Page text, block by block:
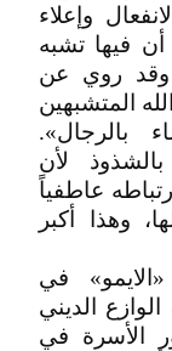
وإعلاء
فيها تشبه
وقد روي عن
المتشبهين
بالرجال».
لأن
عاطفياً
وهذا أكبر
في
الديني
الأسرة في